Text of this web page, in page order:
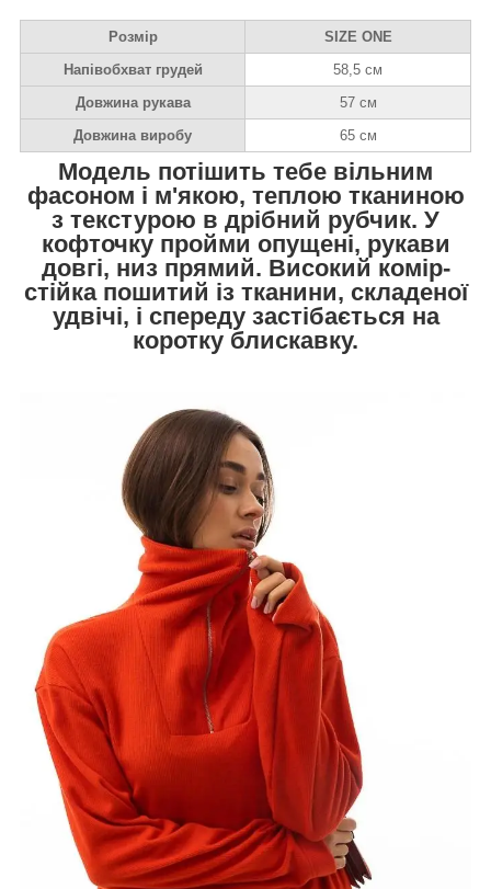
Розмір
SIZE ONE
Напівобхват грудей
58,5 см
Довжина рукава
57 см
Довжина виробу
65 см
Модель потішить тебе вільним
фасоном і м'якою, теплою тканиною
з текстурою в дрібний рубчик. У
кофточку пройми опущені, рукави
довгі, низ прямий. Високий комір-
стійка пошитий із тканини, складеної
удвічі, і спереду застібається на
коротку блискавку.